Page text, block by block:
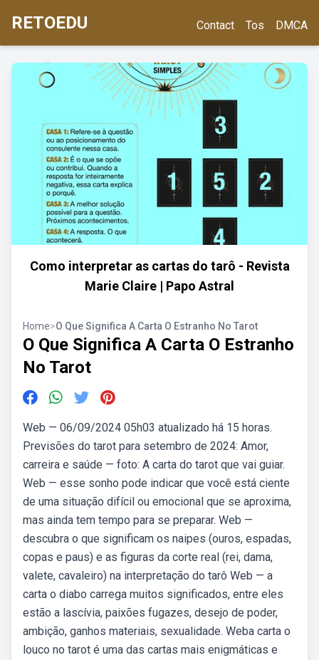
RETOEDU Contact Tos DMCA
Como interpretar as cartas do tarô - Revista
Marie Claire | Papo Astral
Home>O Que Significa A Carta O Estranho No Tarot
O Que Significa A Carta O Estranho
No Tarot
Web — 06/09/2024 05h03 atualizado há 15 horas.
Previsões do tarot para setembro de 2024: Amor,
carreira e saúde — foto: A carta do tarot que vai guiar.
Web — esse sonho pode indicar que você está ciente
de uma situação difícil ou emocional que se aproxima,
mas ainda tem tempo para se preparar. Web —
descubra o que significam os naipes (ouros, espadas,
copas e paus) e as figuras da corte real (rei, dama,
valete, cavaleiro) na interpretação do tarô Web — a
carta o diabo carrega muitos significados, entre eles
estão a lascívia, paixões fugazes, desejo de poder,
ambição, ganhos materiais, sexualidade. Weba carta o
louco no tarot é uma das cartas mais enigmáticas e